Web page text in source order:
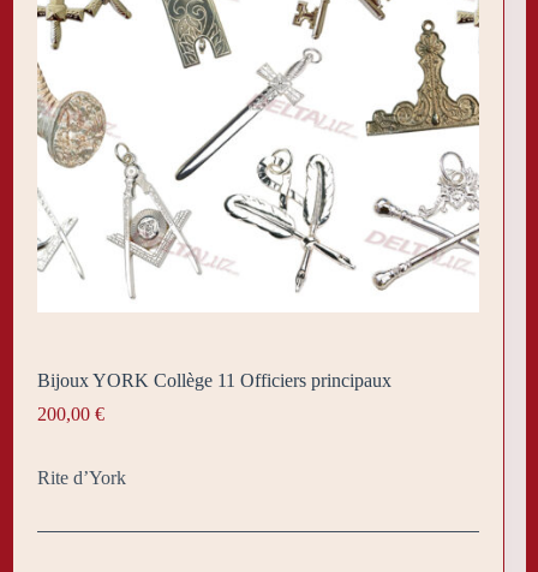
Bijoux YORK Collège 11 Officiers principaux
200,00 €
Rite d’York